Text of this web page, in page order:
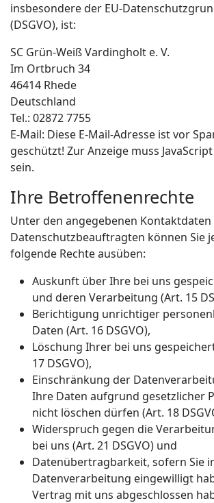
insbesondere der EU-
(DSGVO), ist:
SC Grün-Weiß Vardingholt e. V.
Im Ortbruch 34
46414 Rhede
Deutschland
Tel.: 02872 7755
E-Mail: Diese E-Mail-Adresse ist vor
geschützt! Zur Anzeige muss
sein.
Ihre Betroffenenrechte
Unter den angegebenen Kontaktdaten
Datenschutzbeauftragten können Sie
folgende Rechte ausüben:
Auskunft über Ihre bei uns
und deren Verarbeitung (Art. 15
Berichtigung unrichtiger
Daten (Art. 16 DSGVO),
Löschung Ihrer bei uns
17 DSGVO),
Einschränkung der
Ihre Daten aufgrund gesetzlicher
nicht löschen dürfen (Art. 18
Widerspruch gegen die
bei uns (Art. 21 DSGVO) und
Datenübertragbarkeit, sofern Sie
Datenverarbeitung eingewilligt
Vertrag mit uns abgeschlossen